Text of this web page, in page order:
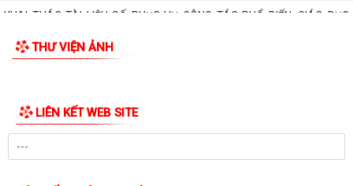
KHAI THÁC TÀI LIỆU SỐ PHỤC VỤ CÔNG TÁC PHỔ BIẾN, GIÁO DỤC
DUY TRÌ XỬ LÝ THƯỜNG XUYÊN, KIÊN QUYẾT KHÔNG ĐỂ TÁI LẤN
CHIẾM LÒNG ĐƯỜNG, VỈA HÈ
PHƯỜNG LÊ THANH NGHỊ: LAN TỎA HIỆU QUẢ TỪ MÔ HÌNH "NGÀY
THƯ VIỆN ẢNH